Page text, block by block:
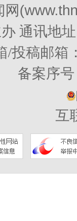
网
通讯地
/投稿邮箱
备案序
互